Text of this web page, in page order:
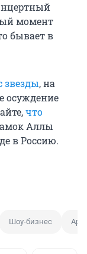
момент
бывает в
звезды, на
осуждение
что
Аллы
в Россию.
Шоу-бизнес